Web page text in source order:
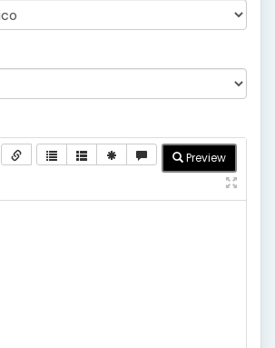
Preview